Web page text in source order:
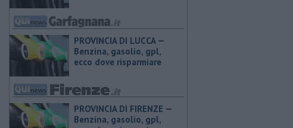
PROVINCIA DI LUCCA — ​
Benzina, gasolio, gpl,
ecco dove risparmiare
PROVINCIA DI FIRENZE — ​
Benzina, gasolio, gpl,